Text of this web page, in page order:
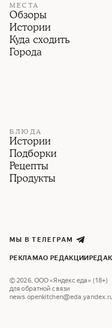
МЕСТА
Обзоры
Истории
Куда сходить
Города
БЛЮДА
Истории
Подборки
Рецепты
Продукты
МЫ В ТЕЛЕГРАМ
РЕКЛАМАО РЕДАКЦИИ
©2026, ООО «Яндекс еда» (18+)
для обратной связи